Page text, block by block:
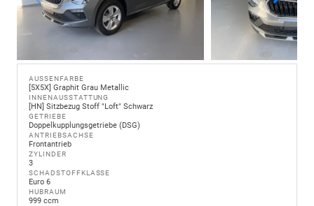
AUSSENFARBE
[5X5X] Graphit Grau Metallic
INNENAUSSTATTUNG
[HN] Sitzbezug Stoff "Loft" Schwarz
GETRIEBE
Doppelkupplungsgetriebe (DSG)
ANTRIEBSACHSE
Frontantrieb
ZYLINDER
3
SCHADSTOFFKLASSE
Euro 6
HUBRAUM
999 ccm